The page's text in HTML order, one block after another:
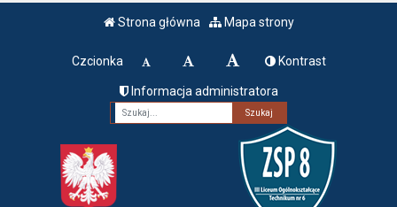
Strona główna Mapa strony
Czcionka Kontrast
Informacja administratora
Fraza